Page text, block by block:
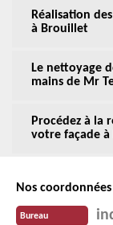
Réalisation
à Brouillet
Le nettoyage
mains de Mr
Procédez à la
votre façade
Nos coordonnées
Bureau